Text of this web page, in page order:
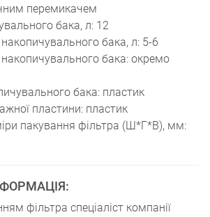
перемикачем
бака, л: 12
бака, л: 5-6
бака: окремо
бака: пластик
пластини: пластик
пакування фільтра (Ш*Г*В), мм:
фільтра спеціаліст компанії